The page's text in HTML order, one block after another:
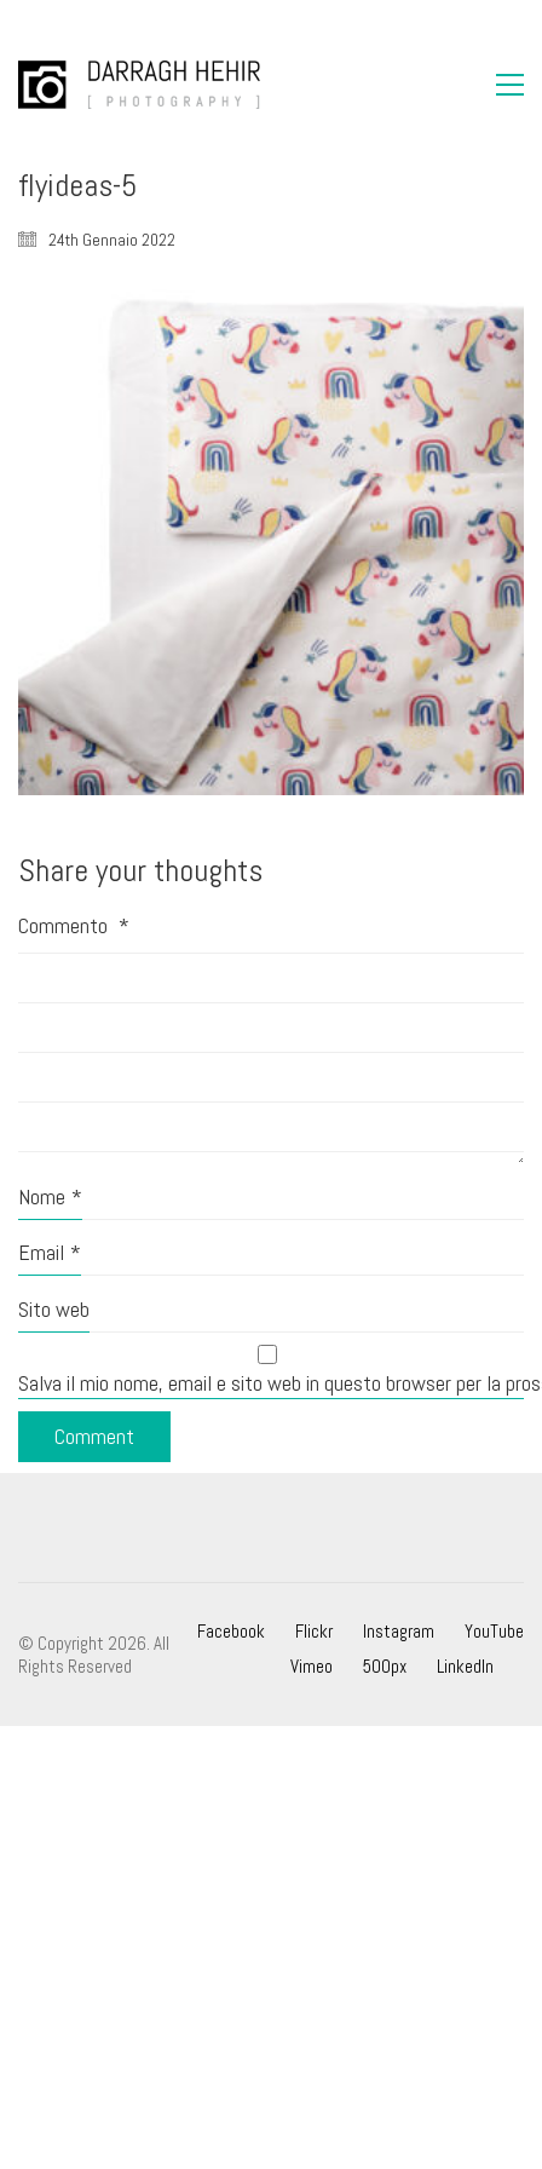
flyideas-5
24th Gennaio 2022
Share your thoughts
Commento *
Nome *
Email *
Sito web
Salva il mio nome, email e sito web in questo browser per la
Facebook Flickr Instagram
YouTube
Vimeo
500px LinkedIn
© Copyright 2026. All
Rights Reserved